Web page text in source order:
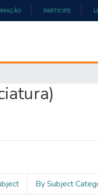
PARTICIPE
By Subject